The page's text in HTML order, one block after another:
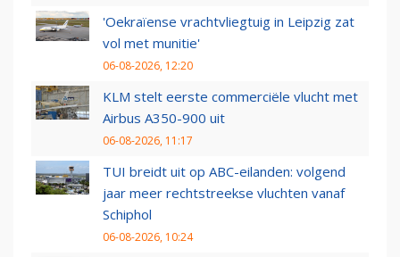
'Oekraïense vrachtvliegtuig in Leipzig zat
vol met munitie'
06-08-2026, 12:20
KLM stelt eerste commerciële vlucht met
Airbus A350-900 uit
06-08-2026, 11:17
TUI breidt uit op ABC-eilanden: volgend
jaar meer rechtstreekse vluchten vanaf
Schiphol
06-08-2026, 10:24